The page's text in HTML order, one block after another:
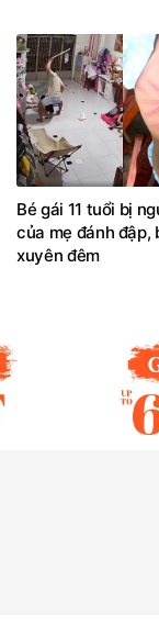
Bé gái 11 tuổi bị
của mẹ đánh đập,
xuyên đêm